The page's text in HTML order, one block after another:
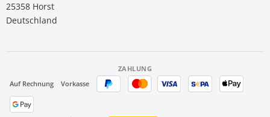
25358 Horst
Deutschland
ZAHLUNG
Auf Rechnung
Vorkasse